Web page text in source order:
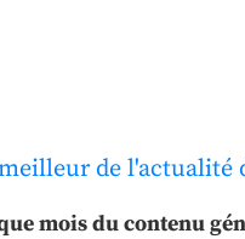
de l'actualité
mois du contenu